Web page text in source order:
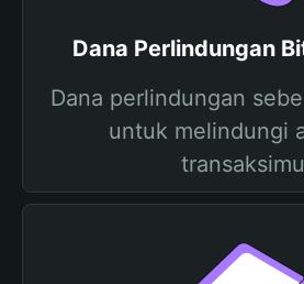
Dana Perlindungan
Dana perlindungan
untuk melindungi